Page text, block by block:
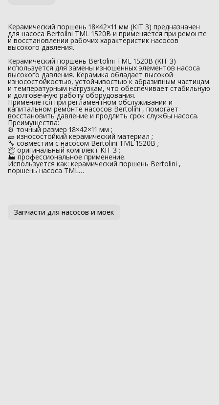
Керамический поршень 18×42×11 мм (KIT 3) предназначен
для насоса Bertolini TML 1520B и применяется при ремонте
и восстановлении рабочих характеристик насосов
высокого давления.
Керамический поршень Bertolini TML 1520B (KIT 3)
используется для замены изношенных элементов насоса
высокого давления. Керамика обладает высокой
износостойкостью, устойчивостью к абразивным частицам
и температурным нагрузкам, что обеспечивает стабильную
и долговечную работу оборудования.
Применяется при регламентном обслуживании и
капитальном ремонте насосов Bertolini , помогает
восстановить давление и продлить срок службы насоса.
Преимущества:
⚙️ точный размер 18×42×11 мм ;
🧱 износостойкий керамический материал ;
🔧 совместим с насосом Bertolini TML 1520B ;
📦 оригинальный комплект KIT 3 ;
🏭 профессиональное применение.
Используется как: керамический поршень Bertolini ,
поршень насоса TML…
Запчасти для насосов и моек